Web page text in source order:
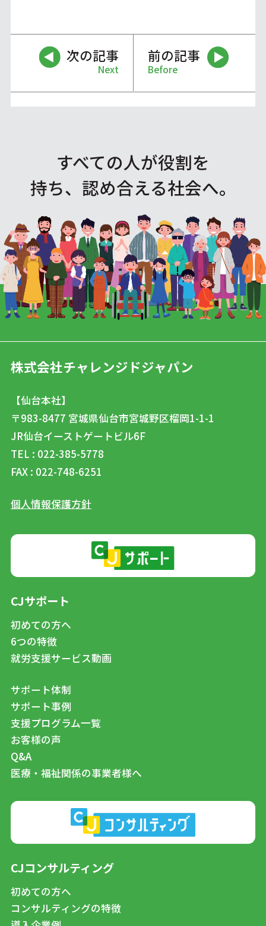
次の記事
Next
前の記事
Before
すべての人が役割を
持ち、認め合える社会へ。
株式会社チャレンジドジャパン
【仙台本社】
〒983-8477 宮城県仙台市宮城野区榴岡1-1-1
JR仙台イーストゲートビル6F
TEL : 022-385-5778
FAX : 022-748-6251
個人情報保護方針
CJサポート
初めての方へ
6つの特徴
就労支援サービス動画
サポート体制
サポート事例
支援プログラム一覧
お客様の声
Q&A
医療・福祉関係の事業者様へ
CJコンサルティング
初めての方へ
コンサルティングの特徴